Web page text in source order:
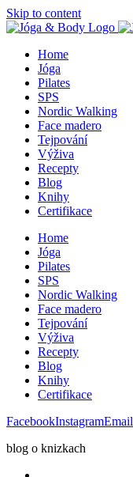
Skip to content
Home
Jóga
Pilates
SPS
Nordic Walking
Face madero
Tejpování
Výživa
Recepty
Blog
Knihy
Certifikace
Home
Jóga
Pilates
SPS
Nordic Walking
Face madero
Tejpování
Výživa
Recepty
Blog
Knihy
Certifikace
FacebookInstagramEmail
blog o knizkach